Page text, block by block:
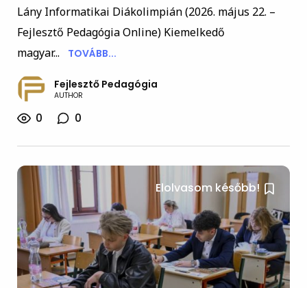
Lány Informatikai Diákolimpián (2026. május 22. –
Fejlesztő Pedagógia Online) Kiemelkedő
magyar...
TOVÁBB...
Fejlesztő Pedagógia
AUTHOR
0 0
Elolvasom később!